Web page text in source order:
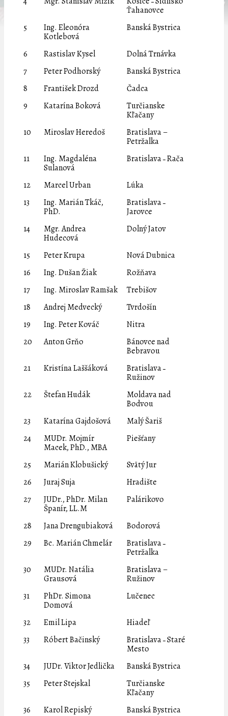
Ťahanovce
5
Ing. Eleonóra
Kotlebová
Banská Bystrica
6 Rastislav Kysel
Dolná Trnávka
7
Peter Podhorský
Banská Bystrica
8
František Drozd
Čadca
9
Katarína Boková
Turčianske
Kľačany
10
Miroslav Heredoš
Bratislava –
Petržalka
11
Ing. Magdaléna
Sulanová
Bratislava ˗ Rača
12 Marcel Urban
Lúka
13
Ing. Marián Tkáč,
PhD.
Bratislava ˗
Jarovce
14
Mgr. Andrea
Hudecová
Dolný Jatov
15 Peter Krupa
Nová Dubnica
16
Ing. Dušan Žiak
Rožňava
17
Ing. Miroslav Ramšak
Trebišov
18
Andrej Medvecký
Tvrdošín
19
Ing. Peter Kováč
Nitra
20
Anton Grňo
Bánovce nad
Bebravou
21
Kristína Laššáková
Bratislava ˗
Ružinov
22
Štefan Hudák
Moldava nad
Bodvou
23
Katarína Gajdošová
Malý Šariš
24
MUDr. Mojmír
Macek, PhD., MBA
Piešťany
25 Marián Klobušický
Svätý Jur
26
Juraj Suja
Hradište
27
JUDr., PhDr. Milan
Španír, LL.M
Palárikovo
28 Jana Drengubiaková
Bodorová
29
Bc. Marián Chmelár
Bratislava ˗
Petržalka
30
MUDr. Natália
Grausová
Bratislava –
Ružinov
31
PhDr. Simona
Domová
Lučenec
32 Emil Lipa
Hiadeľ
33
Róbert Bačinský
Bratislava ˗ Staré
Mesto
34
JUDr. Viktor Jedlička
Banská Bystrica
35
Peter Stejskal
Turčianske
Kľačany
36
Karol Repiský
Banská Bystrica